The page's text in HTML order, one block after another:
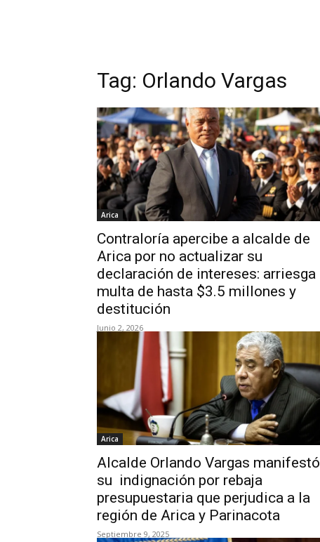
Tag: Orlando Vargas
Arica
Contraloría apercibe a alcalde de
Arica por no actualizar su
declaración de intereses: arriesga
multa de hasta $3.5 millones y
destitución
Junio 2, 2026
Arica
Alcalde Orlando Vargas manifestó
su indignación por rebaja
presupuestaria que perjudica a la
región de Arica y Parinacota
Septiembre 9, 2025